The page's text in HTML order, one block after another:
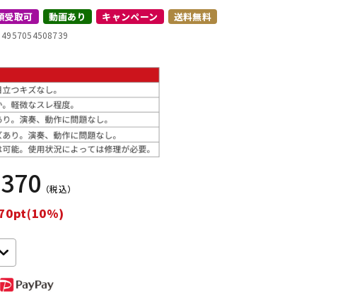
ドラム ン
配信/ライブ
機器
受取可 動画あり キャンペーン 送料無料
4957054508739
（税込）